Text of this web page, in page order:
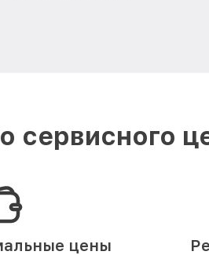
сервисного
цены